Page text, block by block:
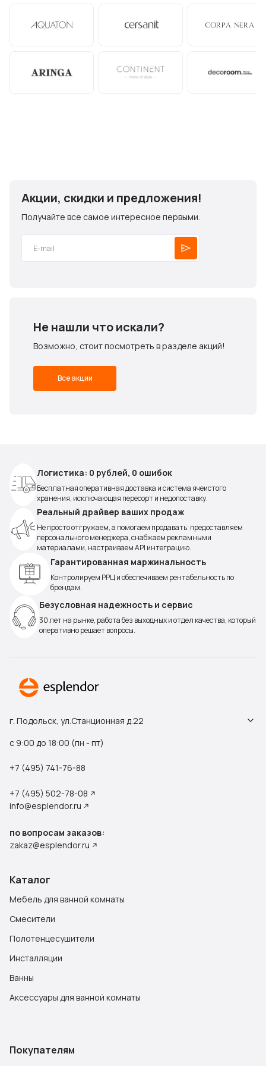
Акции, скидки и предложения!
Получайте все самое интересное первыми.
Не нашли что искали?
Возможно, стоит посмотреть в разделе акций!
Все акции
Логистика: 0 рублей, 0 ошибок
Бесплатная оперативная доставка и система ячеистого
хранения, исключающая пересорт и недопоставку.
Реальный драйвер ваших продаж
Не просто отгружаем, а помогаем продавать: предоставляем
персонального менеджера, снабжаем рекламными
материалами, настраиваем API интеграцию.
Гарантированная маржинальность
Контролируем РРЦ и обеспечиваем рентабельность по
брендам.
Безусловная надежность и сервис
30 лет на рынке, работа без выходных и отдел качества, который
оперативно решает вопросы.
г. Подольск, ул.Станционная д.22
с 9:00 до 18:00 (пн - пт)
+7 (495) 741-76-88
+7 (495) 502-78-08
info@esplendor.ru
по вопросам заказов:
zakaz@esplendor.ru
Каталог
Мебель для ванной комнаты
Смесители
Полотенцесушители
Инсталляции
Ванны
Аксессуары для ванной комнаты
Покупателям